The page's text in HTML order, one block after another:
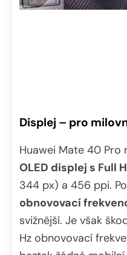
Displej – pro
Huawei Mate 40 Pro
OLED displej s Full
344 px) a 456 ppi.
obnovovací
svižnější. Je však
Hz obnovovací